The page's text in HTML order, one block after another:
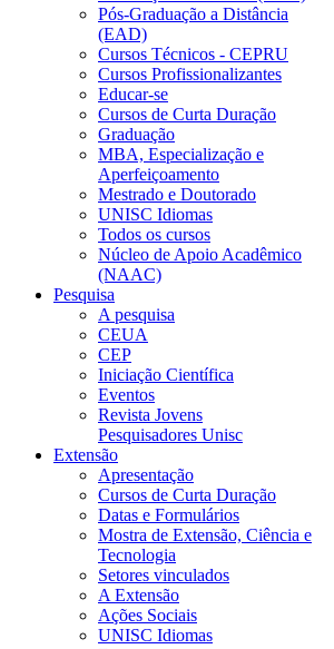
Pós-Graduação a Distância
(EAD)
Cursos Técnicos - CEPRU
Cursos Profissionalizantes
Educar-se
Cursos de Curta Duração
Graduação
MBA, Especialização e
Aperfeiçoamento
Mestrado e Doutorado
UNISC Idiomas
Todos os cursos
Núcleo de Apoio Acadêmico
(NAAC)
Pesquisa
A pesquisa
CEUA
CEP
Iniciação Científica
Eventos
Revista Jovens
Pesquisadores Unisc
Extensão
Apresentação
Cursos de Curta Duração
Datas e Formulários
Mostra de Extensão, Ciência e
Tecnologia
Setores vinculados
A Extensão
Ações Sociais
UNISC Idiomas